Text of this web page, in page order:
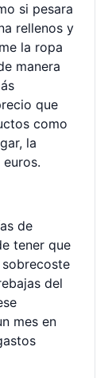
si pesara
rellenos y
la ropa
manera
que
como
la
de
tener que
del
mes en